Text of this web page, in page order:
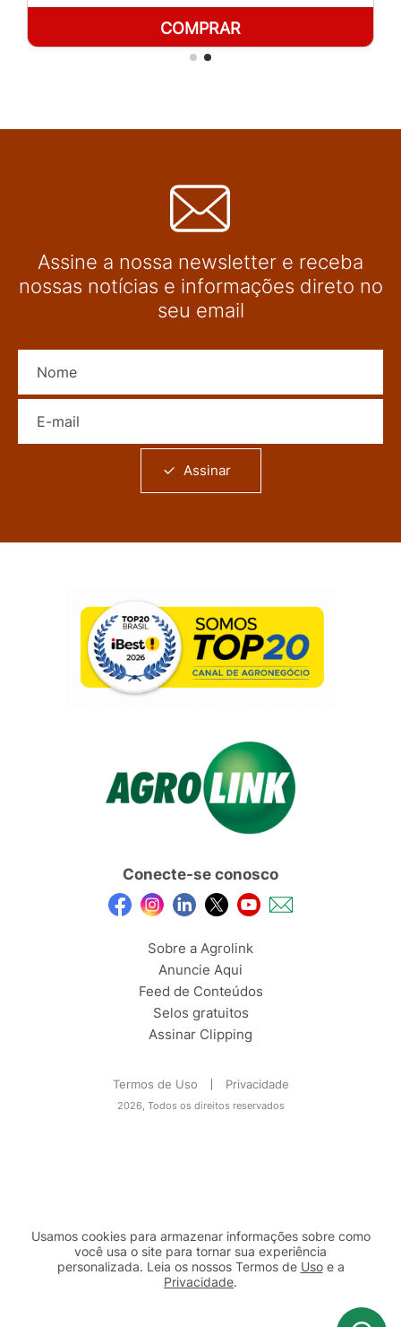
COMPRAR
Assine a nossa newsletter e receba
nossas notícias e informações direto no
seu email
Assinar
Conecte-se conosco
Sobre a Agrolink
Anuncie Aqui
Feed de Conteúdos
Selos gratuitos
Assinar Clipping
Termos de Uso Privacidade
2026, Todos os direitos reservados
Usamos cookies para armazenar informações sobre como
você usa o site para tornar sua experiência
personalizada. Leia os nossos Termos de Usoe a
Privacidade.